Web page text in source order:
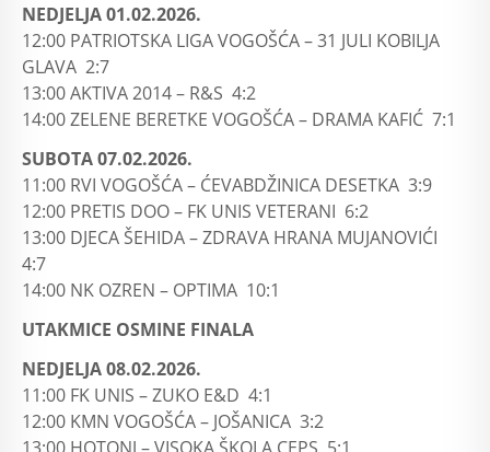
NEDJELJA 01.02.2026.
12:00 PATRIOTSKA LIGA VOGOŠĆA – 31 JULI KOBILJA
GLAVA 2:7
13:00 AKTIVA 2014 – R&S 4:2
14:00 ZELENE BERETKE VOGOŠĆA – DRAMA KAFIĆ 7:1
SUBOTA 07.02.2026.
11:00 RVI VOGOŠĆA – ĆEVABDŽINICA DESETKA 3:9
12:00 PRETIS DOO – FK UNIS VETERANI 6:2
13:00 DJECA ŠEHIDA – ZDRAVA HRANA MUJANOVIĆI
4:7
14:00 NK OZREN – OPTIMA 10:1
UTAKMICE OSMINE FINALA
NEDJELJA 08.02.2026.
11:00 FK UNIS – ZUKO E&D 4:1
12:00 KMN VOGOŠĆA – JOŠANICA 3:2